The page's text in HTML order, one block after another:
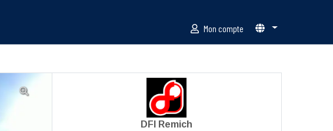
Mon compte
DFI Remich